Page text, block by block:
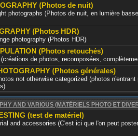
(Photos de nuit)
photographs (Photos de nuit, en lumière
(Photos HDR)
photography (Photos HDR)
(Photos retouchés)
de photos, recomposées,
(Photos générales)
not otherwise categorized (photos
AND VARIOUS (MATÉRIELS PHOTO ET
(test de matériel)
and accessories (C'est ici que l'on peut